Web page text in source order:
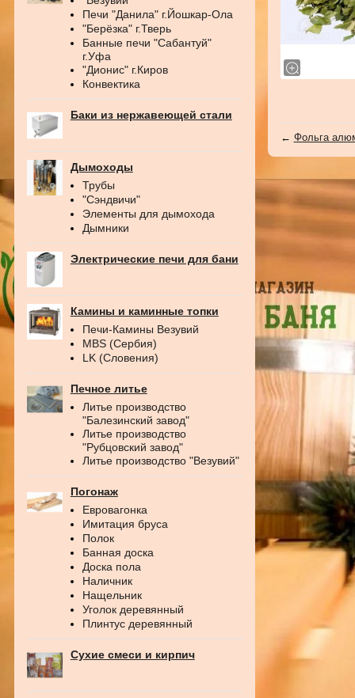
Печи "Данила" г.Йошкар-Ола
"Берёзка" г.Тверь
Банные печи "Сабантуй"
г.Уфа
"Дионис" г.Киров
Конвектика
Баки из нержавеющей стали
Дымоходы
Трубы
"Сэндвичи"
Элементы для дымохода
Дымники
Электрические печи для бани
Камины и каминные топки
Печи-Камины Везувий
MBS (Сербия)
LK (Словения)
Печное литье
Литье производство
"Балезинский завод"
Литье производство
"Рубцовский завод"
Литье производство "Везувий"
Погонаж
Евровагонка
Имитация бруса
Полок
Банная доска
Доска пола
Наличник
Нащельник
Уголок деревянный
Плинтус деревянный
Сухие смеси и кирпич
← Фольга